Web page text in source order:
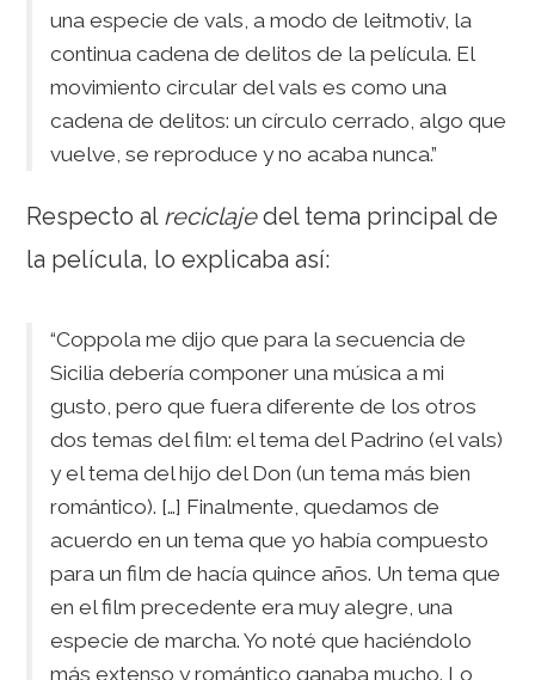
una especie de vals, a modo de leitmotiv, la
continua cadena de delitos de la película. El
movimiento circular del vals es como una
cadena de delitos: un círculo cerrado, algo que
vuelve, se reproduce y no acaba nunca.”
Respecto al reciclajedel tema principal de
la película, lo explicaba así:
“Coppola me dijo que para la secuencia de
Sicilia debería componer una música a mi
gusto, pero que fuera diferente de los otros
dos temas del film: el tema del Padrino (el vals)
y el tema del hijo del Don (un tema más bien
romántico). […] Finalmente, quedamos de
acuerdo en un tema que yo había compuesto
para un film de hacía quince años. Un tema que
en el film precedente era muy alegre, una
especie de marcha. Yo noté que haciéndolo
más extenso y romántico ganaba mucho. Lo